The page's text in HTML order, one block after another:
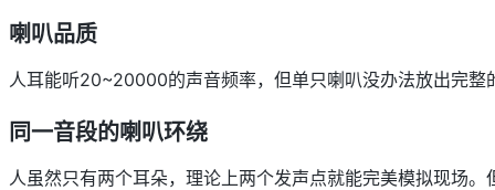
喇叭品质
人耳能听20~20000的声音频率，但单只喇叭没办法放出完
同一音段的喇叭环绕
人虽然只有两个耳朵，理论上两个发声点就能完美模拟现场